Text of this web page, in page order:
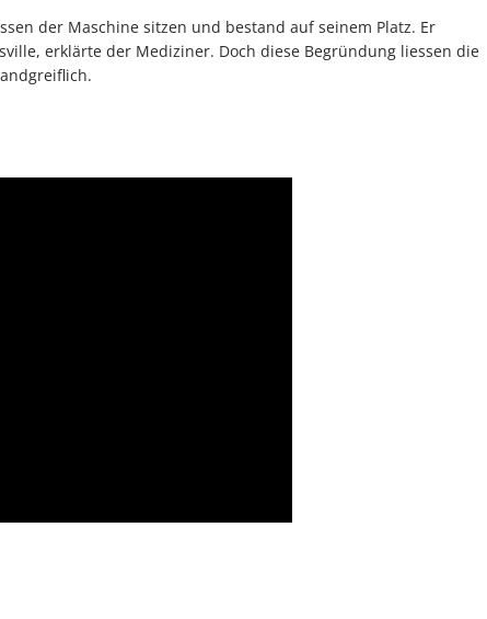
der Maschine sitzen und bestand auf seinem Platz. Er
erklärte der Mediziner. Doch diese Begründung liessen die